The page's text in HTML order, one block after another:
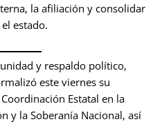
la afiliación y consolidar
estado.
y respaldo político,
este viernes su
Estatal en la
y la Soberanía Nacional, así